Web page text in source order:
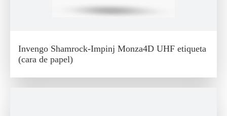
Invengo Shamrock-Impinj Monza4D UHF etiqueta
(cara de papel)